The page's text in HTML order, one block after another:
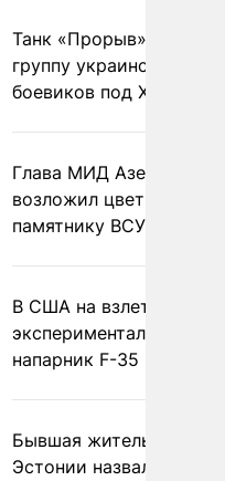
Танк «Прорыв»
группу украинских
боевиков под
Глава МИД
возложил цветы к
памятнику ВСУ
В США на взлете
экспериментальный
напарник F-35
Бывшая жительница
Эстонии назвала